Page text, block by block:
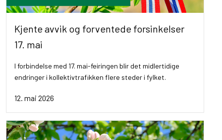
Kjente avvik og forventede forsinkelser
17. mai
I forbindelse med 17. mai-feiringen blir det midlertidige
endringer i kollektivtrafikken flere steder i fylket.
12. mai 2026